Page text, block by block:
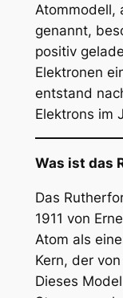
Atommodell,
genannt,
positiv
Elektronen
entstand
Elektrons im
Was ist das
Das
1911 von
Atom als
Kern, der
Dieses